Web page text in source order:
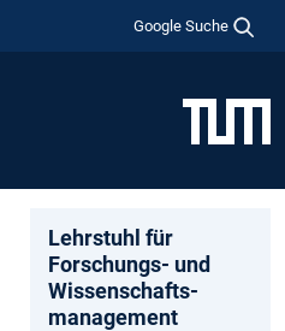
Google Suche
Lehrstuhl für
Forschungs- und
Wissenschafts­
management